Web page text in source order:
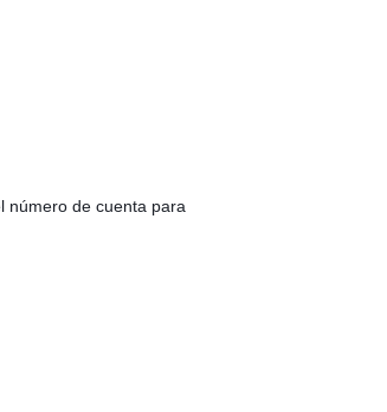
número de cuenta para